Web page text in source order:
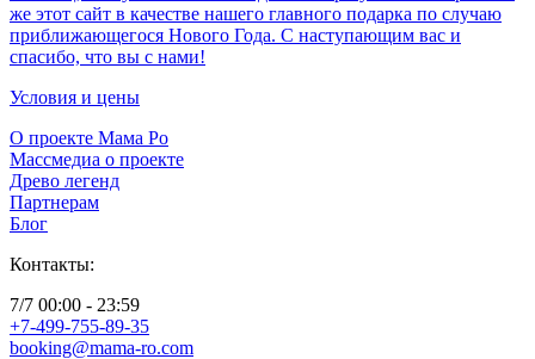
же этот сайт в качестве нашего главного подарка по случаю
приближающегося Нового Года. С наступающим вас и
спасибо, что вы с нами!
Условия и цены
О проекте Мама Ро
Массмедиа о проекте
Древо легенд
Партнерам
Блог
Контакты:
7/7 00:00 - 23:59
+7-499-755-89-35
booking@mama-ro.com